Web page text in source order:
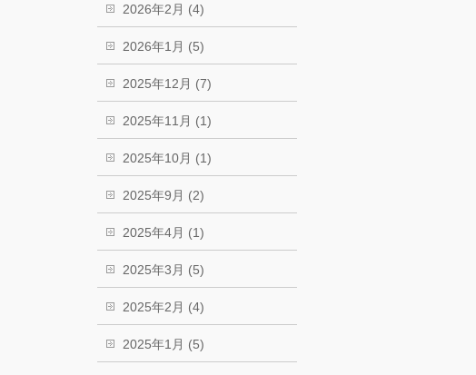
2026年2月 (4)
2026年1月 (5)
2025年12月 (7)
2025年11月 (1)
2025年10月 (1)
2025年9月 (2)
2025年4月 (1)
2025年3月 (5)
2025年2月 (4)
2025年1月 (5)